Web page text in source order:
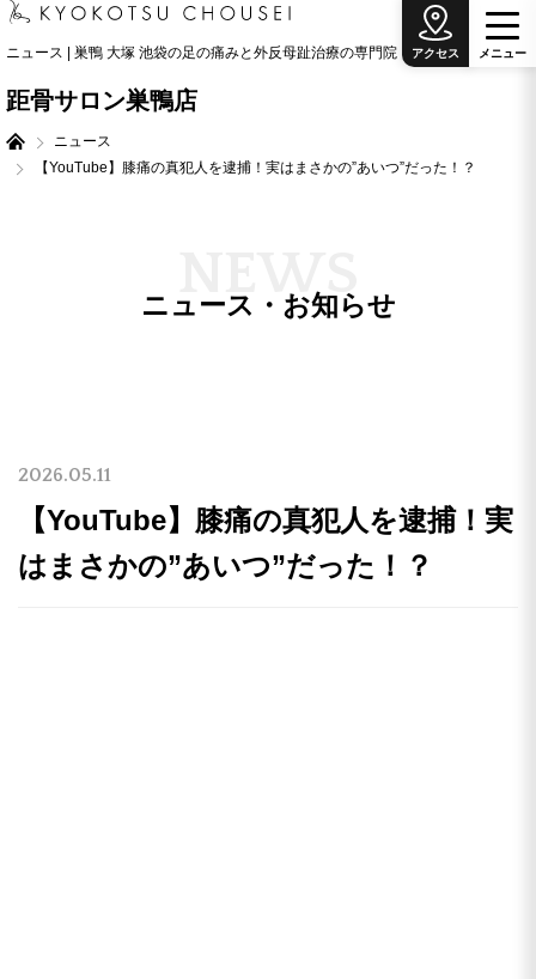
ニュース | 巣鴨 大塚 池袋の足の痛みと外反母趾治療の専門院
距骨サロン巣鴨店
ニュース
【YouTube】膝痛の真犯人を逮捕！実はまさかの”あいつ”だった！？
メニ ュ ー
アクセス
ニュース・お知らせ
W S
2026.05.11
【YouTube】膝痛の真犯人を逮捕！実
はまさかの”あいつ”だった！？